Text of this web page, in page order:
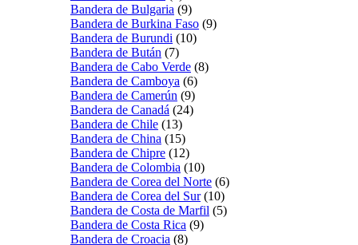
Bandera de Bulgaria (9)
Bandera de Burkina Faso (9)
Bandera de Burundi (10)
Bandera de Bután (7)
Bandera de Cabo Verde (8)
Bandera de Camboya (6)
Bandera de Camerún (9)
Bandera de Canadá (24)
Bandera de Chile (13)
Bandera de China (15)
Bandera de Chipre (12)
Bandera de Colombia (10)
Bandera de Corea del Norte (6)
Bandera de Corea del Sur (10)
Bandera de Costa de Marfil (5)
Bandera de Costa Rica (9)
Bandera de Croacia (8)